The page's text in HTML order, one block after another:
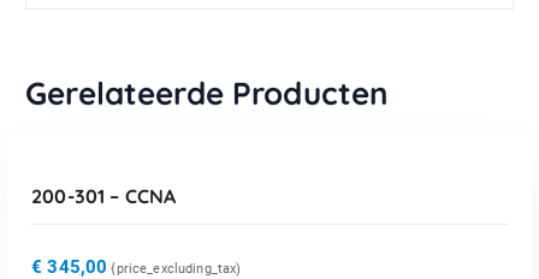
Gerelateerde Producten
200-301 – CCNA
€ 345,00 {price_excluding_tax)